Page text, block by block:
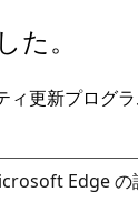
。
更新プログ
Edge の